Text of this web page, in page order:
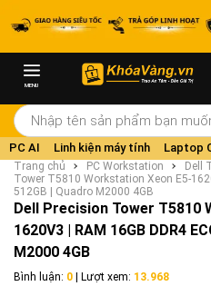
MENU
PC AI Linh kiện máy tính Laptop
Trang chủ PC Workstation Dell
Tower T5810 Workstation Xeon E5-
512GB | Quadro M2000 4GB
Dell Precision Tower T5810
1620V3 | RAM 16GB DDR4
M2000 4GB
Bình luận: 0 | Lượt xem: 13.968